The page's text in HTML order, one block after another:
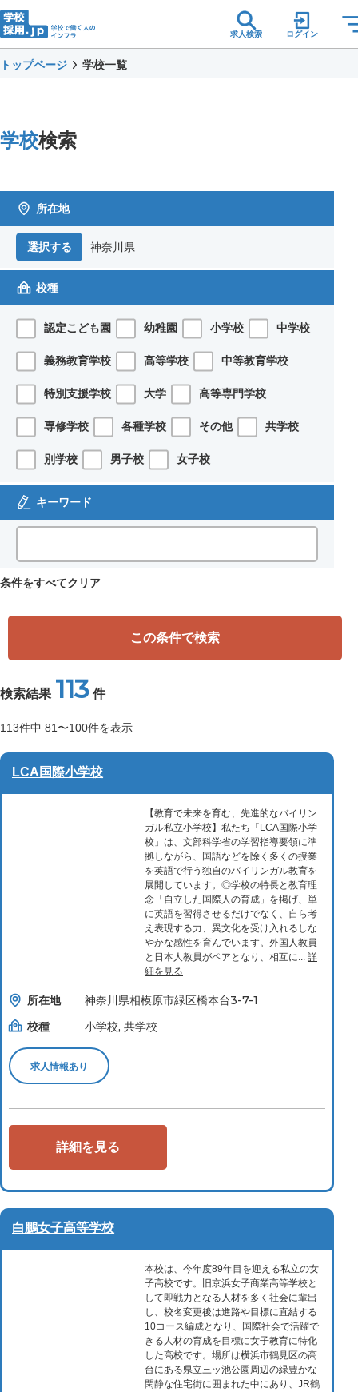
求人検索 ログイン
トップページ 学校一覧
学校検索
所在地
選択する 神奈川県
校種
認定こども園 幼稚園 小学校 中学校
義務教育学校 高等学校 中等教育学校
特別支援学校 大学 高等専門学校
専修学校 各種学校 その他 共学校
別学校 男子校 女子校
キーワード
条件をすべてクリア
この条件で検索
検索結果 113 件
113件中 81〜100件を表示
LCA国際小学校
【教育で未来を育む、先進的なバイリン
ガル私立小学校】私たち「LCA国際小学
校」は、文部科学省の学習指導要領に準
拠しながら、国語などを除く多くの授業
を英語で行う独自のバイリンガル教育を
展開しています。◎学校の特長と教育理
念「自立した国際人の育成」を掲げ、単
に英語を習得させるだけでなく、自ら考
え表現する力、異文化を受け入れるしな
やかな感性を育んでいます。外国人教員
と日本人教員がペアとなり、相互に... 詳
細を見る
所在地
神奈川県相模原市緑区橋本台3-7-1
校種
小学校, 共学校
求人情報あり
詳細を見る
白鵬女子高等学校
本校は、今年度89年目を迎える私立の女
子高校です。旧京浜女子商業高等学校と
して即戦力となる人材を多く社会に輩出
し、校名変更後は進路や目標に直結する
10コース編成となり、国際社会で活躍で
きる人材の育成を目標に女子教育に特化
した高校です。場所は横浜市鶴見区の高
台にある県立三ッ池公園周辺の緑豊かな
閑静な住宅街に囲まれた中にあり、JR鶴